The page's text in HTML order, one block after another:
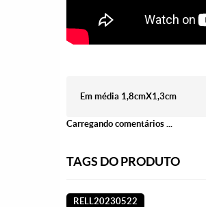
Em média 1,8cmX1,3cm
Carregando comentários ...
TAGS DO PRODUTO
RELL20230522